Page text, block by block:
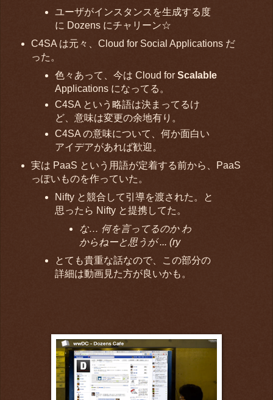
ユーザがインスタンスを生成する度
に Dozens にチャリーン☆
C4SA は元々、Cloud for Social Applications だ
った。
色々あって、今は Cloud forScalable
Applications になってる。
C4SA という略語は決まってるけ
ど、意味は変更の余地有り。
C4SA の意味について、何か面白い
アイデアがあれば歓迎。
実は PaaS という用語が定着する前から、PaaS
っぽいものを作っていた。
Nifty と競合して引導を渡された。と
思ったら Nifty と提携してた。
な… 何を言ってるのか わ
からねーと思うが ... (ry
とても貴重な話なので、この部分の
詳細は動画見た方が良いかも。